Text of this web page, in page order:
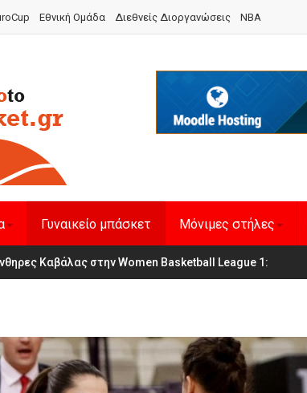
Εθνική Ομάδα Διεθνείς Διοργανώσεις NBA
Γυναικείο μπάσκετ Μόνιμες στήλες
Καβάλας στην Women Basketball League 1
για τα Γιάννενα η Εθνική Γυναικών